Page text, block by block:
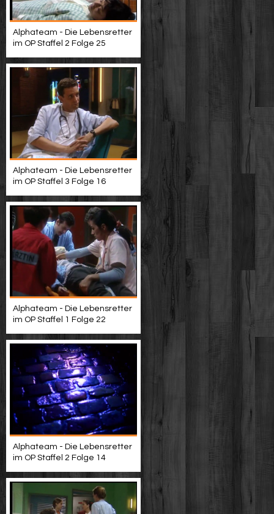
Alphateam - Die Lebensretter
im OP Staffel 2 Folge 25
Alphateam - Die Lebensretter
im OP Staffel 3 Folge 16
Alphateam - Die Lebensretter
im OP Staffel 1 Folge 22
Alphateam - Die Lebensretter
im OP Staffel 2 Folge 14